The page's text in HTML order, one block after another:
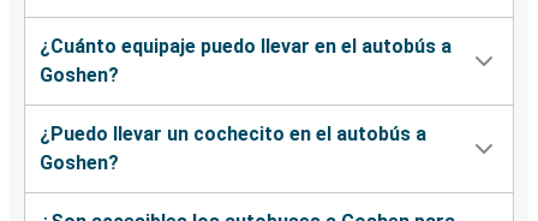
¿Cuánto equipaje puedo llevar en el autobús a
Goshen?
¿Puedo llevar un cochecito en el autobús a
Goshen?